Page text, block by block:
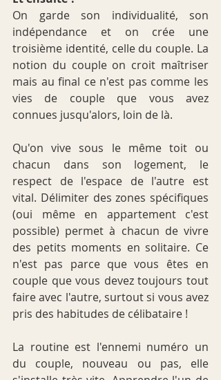
On garde son individualité, son
indépendance et on crée une
troisième identité, celle du couple. La
notion du couple on croit maîtriser
mais au final ce n'est pas comme les
vies de couple que vous avez
connues jusqu'alors, loin de là.
Qu'on vive sous le même toit ou
chacun dans son logement, le
respect de l'espace de l'autre est
vital. Délimiter des zones spécifiques
(oui même en appartement c'est
possible) permet à chacun de vivre
des petits moments en solitaire. Ce
n'est pas parce que vous êtes en
couple que vous devez toujours tout
faire avec l'autre, surtout si vous avez
pris des habitudes de célibataire !
La routine est l'ennemi numéro un
du couple, nouveau ou pas, elle